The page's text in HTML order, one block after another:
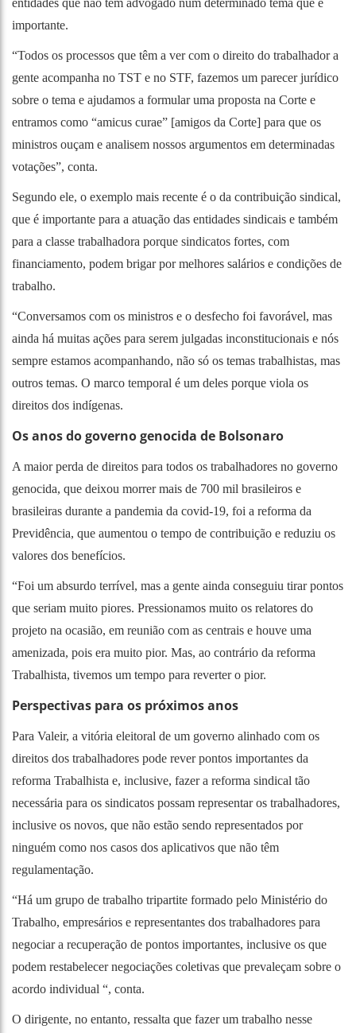
importante.
“Todos os processos que têm a ver com o direito do trabalhador a
gente acompanha no TST e no STF, fazemos um parecer jurídico
sobre o tema e ajudamos a formular uma proposta na Corte e
entramos como “amicus curae” [amigos da Corte] para que os
ministros ouçam e analisem nossos argumentos em determinadas
votações”, conta.
Segundo ele, o exemplo mais recente é o da contribuição sindical,
que é importante para a atuação das entidades sindicais e também
para a classe trabalhadora porque sindicatos fortes, com
financiamento, podem brigar por melhores salários e condições de
trabalho.
“Conversamos com os ministros e o desfecho foi favorável, mas
ainda há muitas ações para serem julgadas inconstitucionais e nós
sempre estamos acompanhando, não só os temas trabalhistas, mas
outros temas. O marco temporal é um deles porque viola os
direitos dos indígenas.
Os anos do governo genocida de Bolsonaro
A maior perda de direitos para todos os trabalhadores no governo
genocida, que deixou morrer mais de 700 mil brasileiros e
brasileiras durante a pandemia da covid-19, foi a reforma da
Previdência, que aumentou o tempo de contribuição e reduziu os
valores dos benefícios.
“Foi um absurdo terrível, mas a gente ainda conseguiu tirar pontos
que seriam muito piores. Pressionamos muito os relatores do
projeto na ocasião, em reunião com as centrais e houve uma
amenizada, pois era muito pior. Mas, ao contrário da reforma
Trabalhista, tivemos um tempo para reverter o pior.
Perspectivas para os próximos anos
Para Valeir, a vitória eleitoral de um governo alinhado com os
direitos dos trabalhadores pode rever pontos importantes da
reforma Trabalhista e, inclusive, fazer a reforma sindical tão
necessária para os sindicatos possam representar os trabalhadores,
inclusive os novos, que não estão sendo representados por
ninguém como nos casos dos aplicativos que não têm
regulamentação.
“Há um grupo de trabalho tripartite formado pelo Ministério do
Trabalho, empresários e representantes dos trabalhadores para
negociar a recuperação de pontos importantes, inclusive os que
podem restabelecer negociações coletivas que prevaleçam sobre o
acordo individual “, conta.
O dirigente, no entanto, ressalta que fazer um trabalho nesse